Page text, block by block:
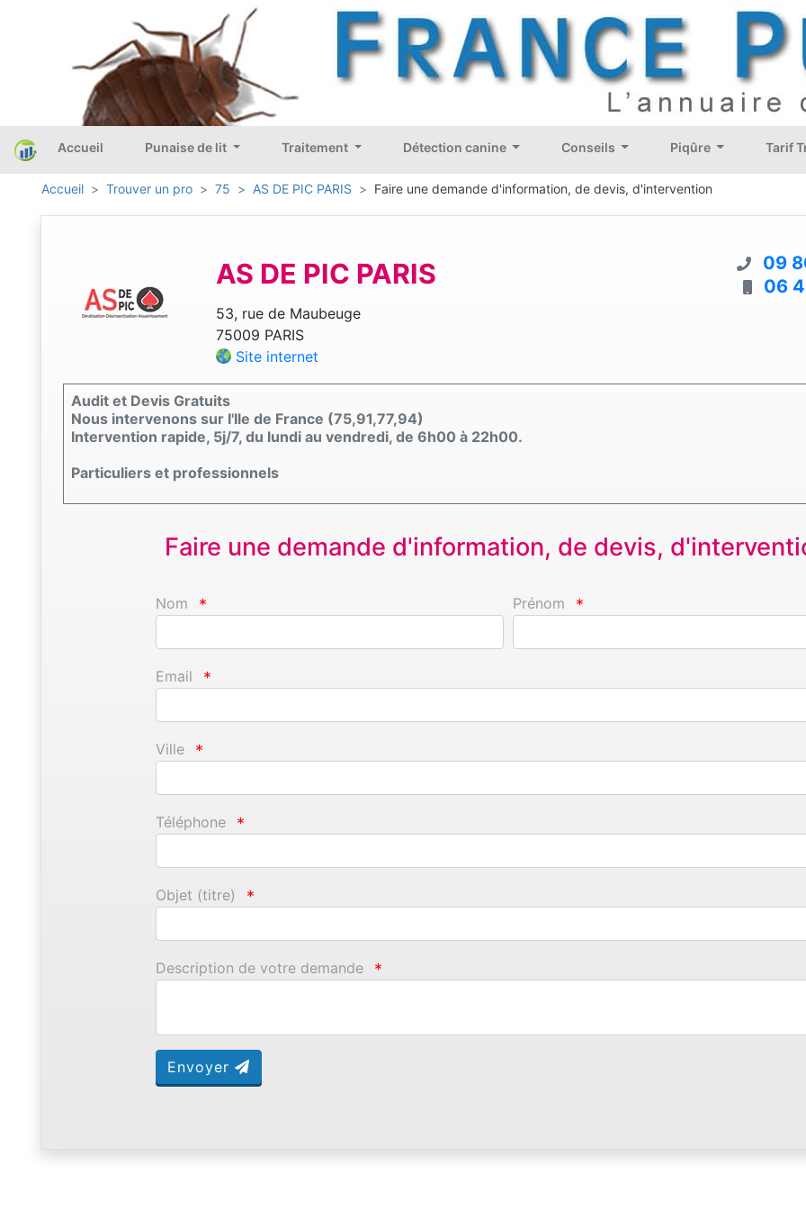
Accueil Punaise de lit Traitement Détection canine Conseils Piqûre Tarif
Accueil Trouver un pro 75 AS DE PIC PARIS Faire une demande d'information, de devis, d'intervention
AS DE PIC PARIS
53, rue de Maubeuge
75009 PARIS
Site internet
09
06
Audit et Devis Gratuits
Nous intervenons sur l'Ile de France (75,91,77,94)
Intervention rapide, 5j/7, du lundi au vendredi, de 6h00 à 22h00.
Particuliers et professionnels
Faire une demande d'information, de devis,
Nom * Prénom *
Email *
Ville *
Téléphone *
Objet (titre) *
Description de votre demande *
Envoyer